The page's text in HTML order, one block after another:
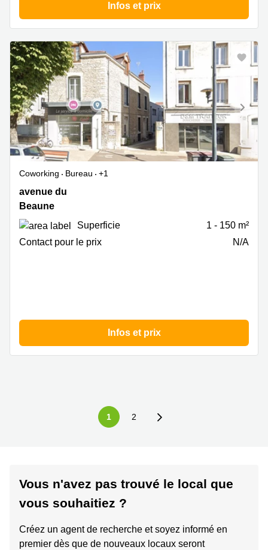
Infos et prix
Coworking Bureau
+1
11
avenue
8
septembre
avenue du
Beaune
Superficie
1 - 150 m²
Contact pour le prix
N/A
Infos et prix
1 2
Vous n'avez pas trouvé le local que
vous souhaitiez ?
Créez un agent de recherche et soyez informé en
premier dès que de nouveaux locaux seront